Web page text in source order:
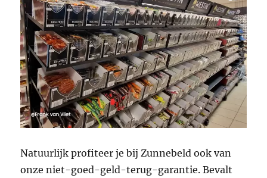
Natuurlijk profiteer je bij Zunnebeld ook van
onze niet-goed-geld-terug-garantie. Bevalt